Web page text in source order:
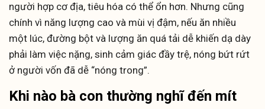
người hợp cơ địa, tiêu hóa có thể ổn hơn. Nhưng cũng
chính vì năng lượng cao và mùi vị đậm, nếu ăn nhiều
một lúc, đường bột và lượng ăn quá tải dễ khiến dạ dày
phải làm việc nặng, sinh cảm giác đầy trệ, nóng bứt rứt
ở người vốn đã dễ “nóng trong”.
Khi nào bà con thường nghĩ đến mít